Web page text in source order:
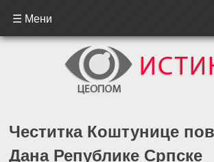
☰ Мени
Честитка Коштунице
Дана Републике Српске